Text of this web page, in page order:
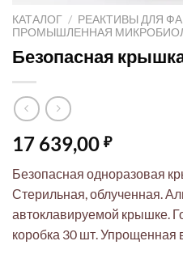
КАТАЛОГ / РЕАКТИВЫ ДЛЯ
ПРОМЫШЛЕННАЯ
Безопасная
17 639,00 ₽
Безопасная одноразовая
Стерильная, облученная.
автоклавируемой крышке.
коробка 30 шт. Упрощенная